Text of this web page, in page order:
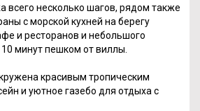
всего несколько шагов, рядом также
с морской кухней на берегу
и ресторанов и небольшого
минут пешком от виллы.
красивым тропическим
и уютное газебо для отдыха c